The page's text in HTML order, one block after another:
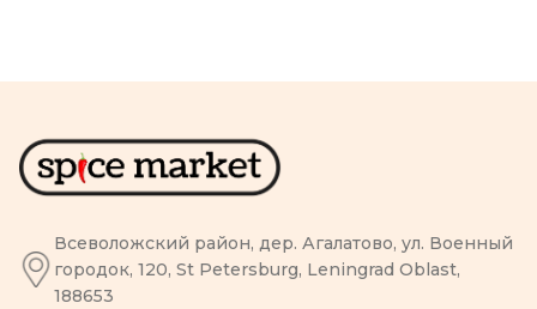
Всеволожский район, дер. Агалатово, ул. Военный
городок, 120, St Petersburg, Leningrad Oblast,
188653